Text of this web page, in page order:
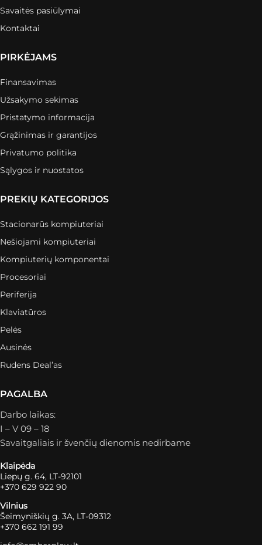
Savaitės pasiūlymai
Kontaktai
PIRKĖJAMS
Finansavimas
Užsakymo sekimas
Pristatymo informacija
Grąžinimas ir garantijos
Privatumo politika
Sąlygos ir nuostatos
PREKIŲ KATEGORIJOS
Stacionarūs kompiuteriai
Nešiojami kompiuteriai
Kompiuterių komponentai
Procesoriai
Periferija
Klaviatūros
Pelės
Ausinės
Rudens Deal’as
PAGALBA
Darbo laikas:
I – V 09 – 18
Savaitgaliais ir švenčių dienomis nedirbame
Klaipėda
Liepų g. 64, LT-92101
+370 629 922 90
Vilnius
Šeimyniškių g. 3A, LT-09312
+370 662 191 99